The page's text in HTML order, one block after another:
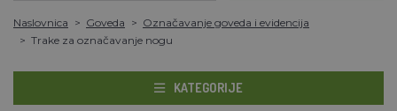
Naslovnica Goveda
Označavanje goveda i evidencija
Trake za označavanje nogu
KATEGORIJE